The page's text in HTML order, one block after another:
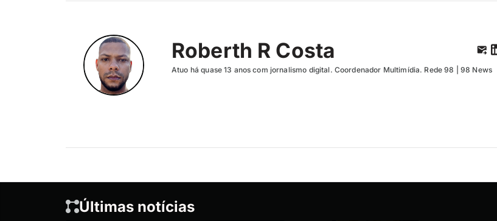
Roberth R Costa
Atuo há quase 13 anos com jornalismo digital. Coordenador Multimídia. Rede 98 | 98 News
Últimas notícias